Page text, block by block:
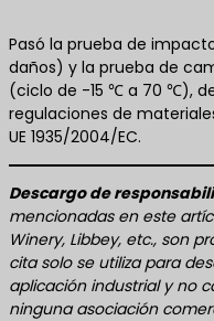
Pasó la prueba de
daños) y la prueba de
(ciclo de -15 ℃ a 70 ℃),
regulaciones de
UE 1935/2004/EC.
​Descargo de
mencionadas en este
Winery, Libbey, etc., son
cita solo se utiliza para
aplicación industrial y no
ninguna asociación